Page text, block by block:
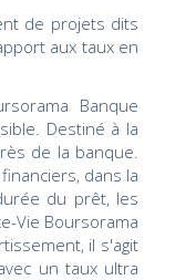
de projets dits
aux taux en
Banque
Destiné à la
de la banque.
dans la
du prêt, les
Vie Boursorama
il s'agit
un taux ultra